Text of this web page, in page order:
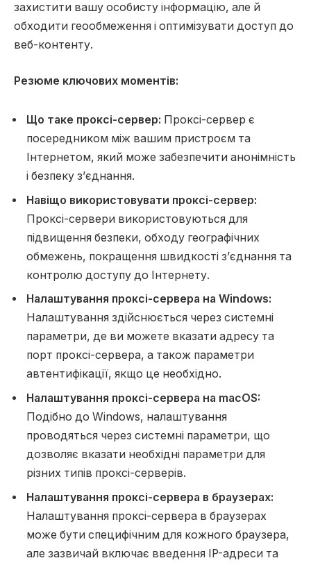
захистити вашу особисту інформацію, але й
обходити геообмеження і оптимізувати доступ до
веб-контенту.
Резюме ключових моментів:
Що таке проксі-сервер: Проксі-сервер є
посередником між вашим пристроєм та
Інтернетом, який може забезпечити анонімність
і безпеку з’єднання.
Навіщо використовувати проксі-сервер:
Проксі-сервери використовуються для
підвищення безпеки, обходу географічних
обмежень, покращення швидкості з’єднання та
контролю доступу до Інтернету.
Налаштування проксі-сервера на Windows:
Налаштування здійснюється через системні
параметри, де ви можете вказати адресу та
порт проксі-сервера, а також параметри
автентифікації, якщо це необхідно.
Налаштування проксі-сервера на macOS:
Подібно до Windows, налаштування
проводяться через системні параметри, що
дозволяє вказати необхідні параметри для
різних типів проксі-серверів.
Налаштування проксі-сервера в браузерах:
Налаштування проксі-сервера в браузерах
може бути специфічним для кожного браузера,
але зазвичай включає введення IP-адреси та